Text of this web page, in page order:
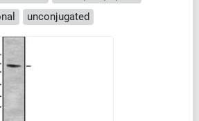
unconjugated